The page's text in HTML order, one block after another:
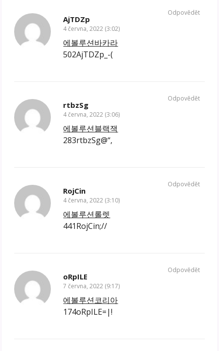
AjTDZp
4 června, 2022 (3:02)
에볼루션바카라
502AjTDZp_-(
Odpovědět
rtbzSg
4 června, 2022 (3:06)
에볼루션블랙잭
283rtbzSg@“‚
Odpovědět
RojCin
4 června, 2022 (3:10)
에볼루션롤렛
441RojCin;//
Odpovědět
oRpILE
7 června, 2022 (9:17)
에볼루션코리아
174oRpILE=|!
Odpovědět